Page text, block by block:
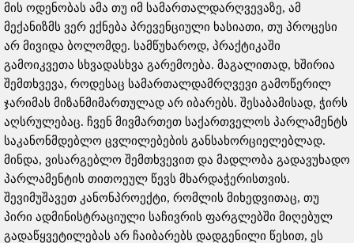
მის ოდენობას ამა თუ იმ სამართალდარღვევაზე, ამ
მექანიზმს ვერ ექნება პრევენციული ხასიათი, თუ პროცესი
არ მივიდა ბოლომდე. სამწუხაროდ, პრაქტიკაში
გამოიკვეთა სხვადასხვა გარემოება. მაგალითად, ხშირია
შემთხვევა, როდესაც სამართალდამრღვევი გამოწერილ
ჯარიმას მიზანმიმართულად არ იბარებს. შესაბამისად, ჭირს
აღსრულებაც. ჩვენ მივმართეთ საქართველოს პარლამენტს
საკანონმდებლო ცვლილებების განსახორციელებლად.
მინდა, ვისარგებლო შემთხვევით და მადლობა გადავუხადო
პარლამენტის თითოეულ წევს მხარდაჭერისთვის.
შევიმუშავეთ კანონპროექტი, რომლის მიხედვითაც, თუ
პირი ადმინისტრაციული საჩივრის ფარგლებში მიღებულ
გადაწყვეტილებას არ ჩაიბარებს დადგენილი წესით, ეს